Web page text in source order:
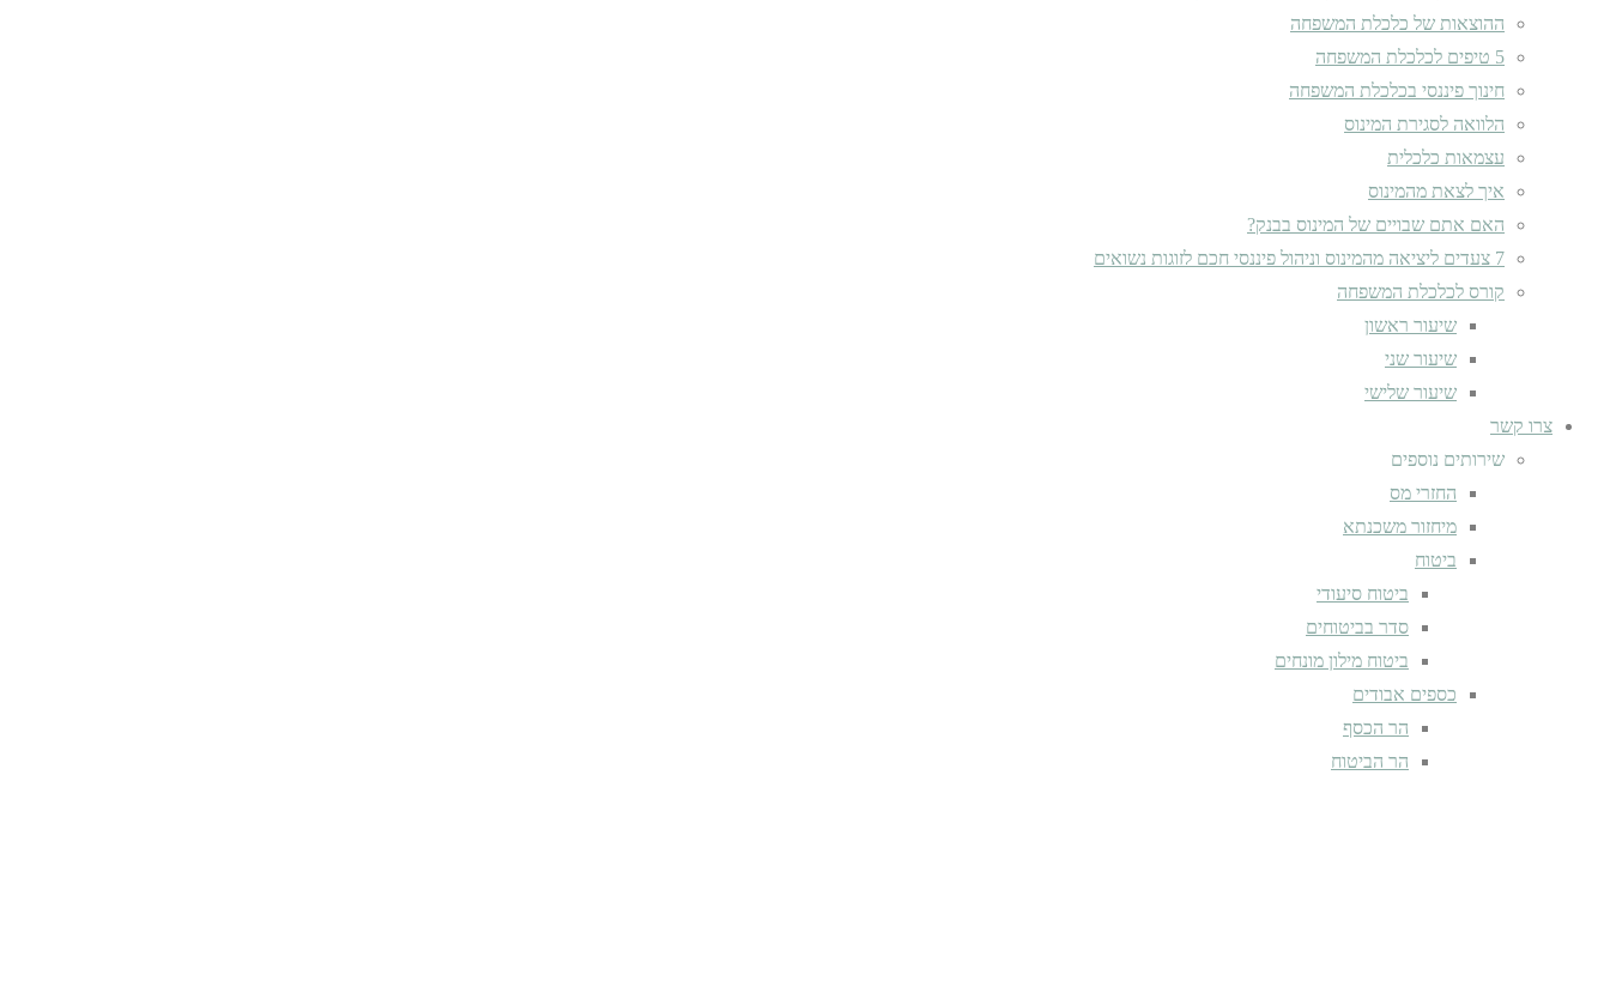
ההוצאות של כלכלת המשפחה
5 טיפים לכלכלת המשפחה
חינוך פיננסי בכלכלת המשפחה
הלוואה לסגירת המינוס
עצמאות כלכלית
איך לצאת מהמינוס
האם אתם שבויים של המינוס בבנק?
7 צעדים ליציאה מהמינוס וניהול פיננסי חכם לזוגות נשואים
קורס לכלכלת המשפחה
שיעור ראשון
שיעור שני
שיעור שלישי
צרו קשר
שירותים נוספים
החזרי מס
מיחזור משכנתא
ביטוח
ביטוח סיעודי
סדר בביטוחים
ביטוח מילון מונחים
כספים אבודים
הר הכסף
הר הביטוח